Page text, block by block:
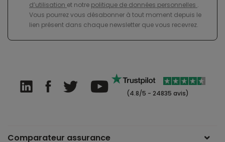
d’utilisation et notre politique de données personnelles .
Vous pourrez vous désabonner à tout moment depuis le
lien présent dans chaque newsletter que vous recevrez.
(4.8/5 - 24835 avis)
Comparateur assurance